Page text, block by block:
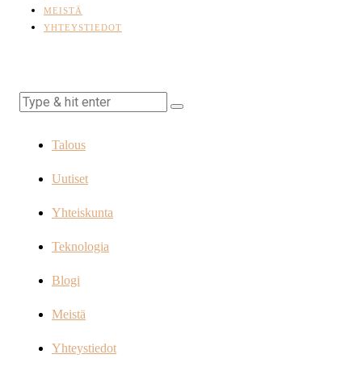
MEISTÄ
YHTEYSTIEDOT
Talous
Uutiset
Yhteiskunta
Teknologia
Blogi
Meistä
Yhteystiedot